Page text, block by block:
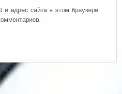
адрес сайта в этом браузере